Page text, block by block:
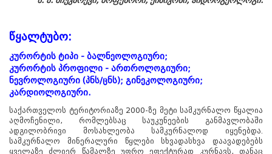
წყალტუბო:
კურორტის ტიპი - ბალნეოლოგიური;
კურორტის პროფილი - ართროლოგიური;
ნევროლოგიური (პნს/ცნს); გინეკოლოგიური;
კარდიოლოგიური.
საქართველოს ტერიტორიაზე 2000-ზე მეტი სამკურნალო წყალია
აღმოჩენილი, რომლებსაც საუკუნეების განმავლობაში
ადგილობრივი მოსახლეობა სამკურნალოდ იყენებდა.
სამკურნალო მინერალური წყლები სხვადასხვა დაავადებებს
ყველაზე ძლიერ წამალზე უფრო ეფექტურად კურნავს, თანაც